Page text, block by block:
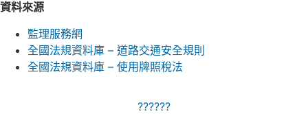
資料來源
監理服務網
全國法規資料庫 – 道路交通安全規則
全國法規資料庫 – 使用牌照稅法
??????